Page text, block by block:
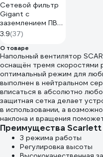
Сетевой фильтр
Gigant с
заземлением ПВС
3x0,75 5 гнезд 3м
80096
3.9(37)
О товаре
Напольный вентилятор
оснащён тремя скоростями
оптимальный режим для
выполнен в нейтральном
вписаться в абсолютно
защитная сетка делает
в использовании, а
наклона и вращения
Преимущества Scarlett
3 режима работы
Регулировка высоты